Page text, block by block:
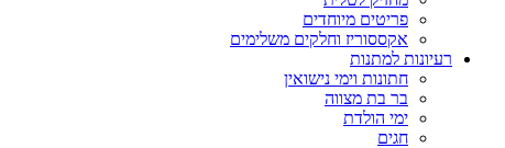
פריטים מיוחדים
אקססוריז וחלקים משלימים
רעיונות למתנות
חתונות וימי נישואין
בר בת מצווה
ימי הולדת
חגים